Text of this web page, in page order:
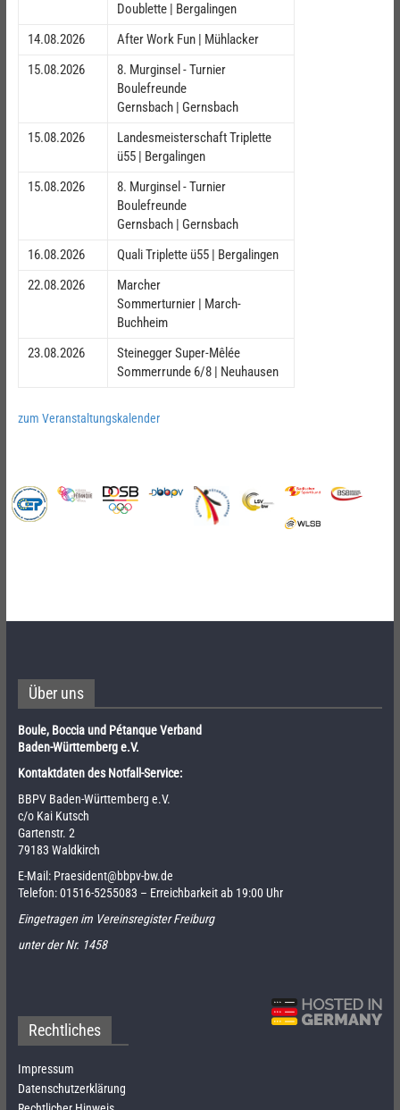
Doublette | Bergalingen
14.08.2026
After Work Fun | Mühlacker
15.08.2026
8. Murginsel - Turnier
Boulefreunde
Gernsbach | Gernsbach
15.08.2026
Landesmeisterschaft Triplette
ü55 | Bergalingen
15.08.2026
8. Murginsel - Turnier
Boulefreunde
Gernsbach | Gernsbach
16.08.2026
Quali Triplette ü55 | Bergalingen
22.08.2026
Marcher
Sommerturnier | March-
Buchheim
23.08.2026
Steinegger Super-Mêlée
Sommerrunde 6/8 | Neuhausen
zum Veranstaltungskalender
Über uns
Boule, Boccia und Pétanque Verband
Baden-Württemberg e.V.
Kontaktdaten des Notfall-Service:
BBPV Baden-Württemberg e.V.
c/o Kai Kutsch
Gartenstr. 2
79183 Waldkirch
E-Mail: Praesident@bbpv-bw.de
Telefon:01516-5255083 – Erreichbarkeit ab 19:00 Uhr
Eingetragen im Vereinsregister Freiburg
unter der Nr. 1458
Rechtliches
Impressum
Datenschutzerklärung